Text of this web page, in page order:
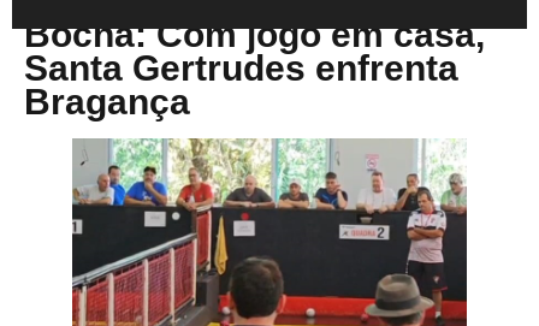
Bocha: Com jogo em casa,
Santa Gertrudes enfrenta
Bragança